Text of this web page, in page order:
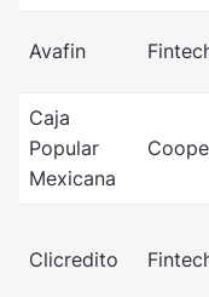
Avafin
Caja
Popular
Mexicana
Clicredito